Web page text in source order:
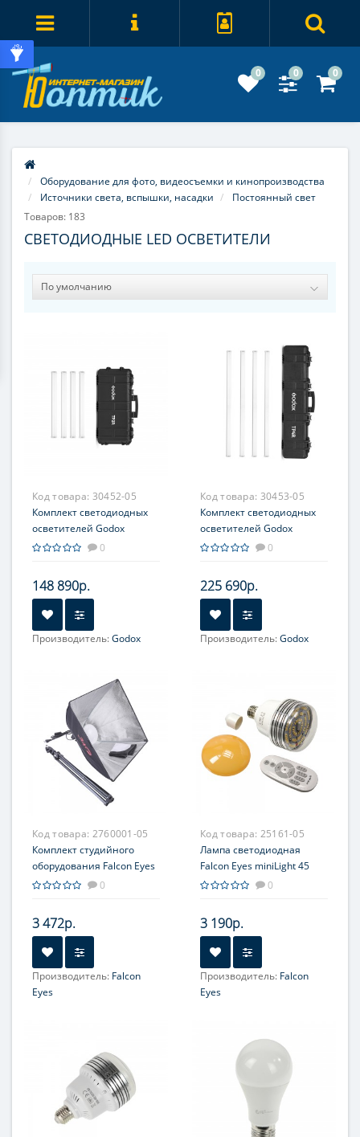
0 0 0
Оборудование для фото, видеосъемки и кинопроизводства
Источники света, вспышки, насадки
Постоянный свет
Товаров: 183
СВЕТОДИОДНЫЕ LED ОСВЕТИТЕЛИ
Код товара: 30452-05
Комплект светодиодных
осветителей Godox
Knowled TP2R-K4
0
148 890р.
Производитель:Godox
Код товара: 30453-05
Комплект светодиодных
осветителей Godox
Knowled TP4R-K4
0
225 690р.
Производитель:Godox
Код товара: 2760001-05
Комплект студийного
оборудования Falcon Eyes
KeyLight 145 SB5050 KIT
0
3 472р.
Производитель: Falcon
Eyes
Код товара: 25161-05
Лампа светодиодная
Falcon Eyes miniLight 45
LED
0
3 190р.
Производитель: Falcon
Eyes